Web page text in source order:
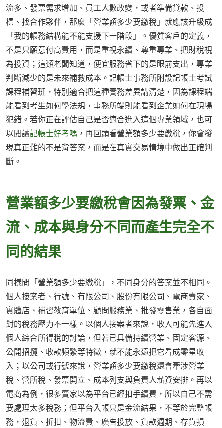
流多、發票需求增加、員工人數改變，或者準備貸款、投
標、找合作夥伴，那麼「營業額多少要繳稅」就應該升級成
「我的帳務結構能不能支援下一階段」。優質客戶的定義，
不是只願意付高費用，而是重視永續、尊重專業、把財稅視
為投資；這類老闆知道，便宜服務省下的是眼前支出，專業
判斷減少的是未來補救成本。記帳士事務所附設記帳士考試
課程補習班，特別適合把這種實務差異講清楚，因為課程端
能看到考生如何學法規，事務所端則能看到企業如何在現場
犯錯。若你正在評估自己是否適合進入這個專業領域，也可
以閱讀記帳士好考嗎 ，再回頭看營業額多少要繳稅，你會發
現真正難的不是背答案，而是在真實交易情境中做出正確判
斷。
營業額多少要繳稅會因為發票、金
流、成本與身分不同而產生完全不
同的結果
同樣問「營業額多少要繳稅」，不同身分的答案並不相同。
個人接案者、行號、有限公司、股份有限公司、電商賣家、
實體店、補習教育單位、顧問服務業、批發零售業，各自面
對的稅務壓力不一樣。以個人接案者來說，收入可能先進入
個人綜合所得稅的討論，但若已具備持續營業、固定客源、
公開招攬、收款頻繁等特徵，就不能永遠把它看成零星收
入；以公司或行號來說，營業額多少要繳稅還會牽涉營業
稅、營所稅、發票開立、成本列支與負責人薪資安排。再以
電商為例，很多賣家以為平台已經扣手續費，所以自己不需
要處理太多稅務；但平台入帳只是金流結果，不等於完整帳
務，退貨、折扣、物流費、廣告投放、貨款週期、存貨損